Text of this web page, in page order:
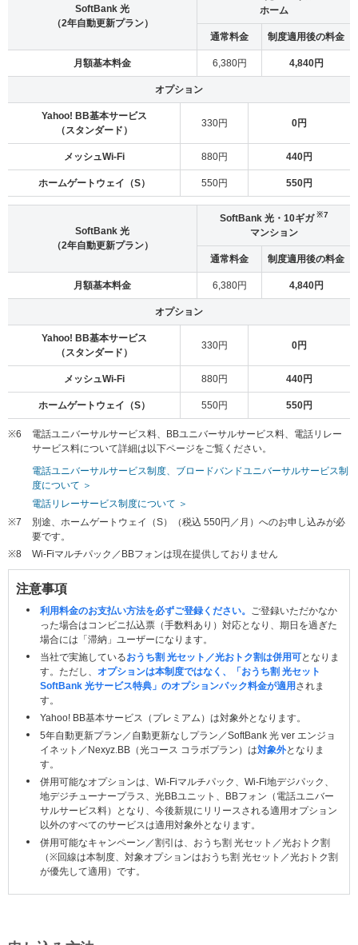
SoftBank 光
（2年自動更新プラン）
ホーム
通常料金 制度適用後の料金
月額基本料金 6,380円 4,840円
オプション
Yahoo! BB基本サービス
（スタンダード）
330円 0円
メッシュWi-Fi 880円 440円
ホームゲートウェイ（S） 550円 550円
SoftBank 光
（2年自動更新プラン）
SoftBank 光・10ギガ※7
マンション
通常料金 制度適用後の料金
月額基本料金 6,380円 4,840円
オプション
Yahoo! BB基本サービス
（スタンダード）
330円 0円
メッシュWi-Fi 880円 440円
ホームゲートウェイ（S） 550円 550円
※6
電話ユニバーサルサービス料、BBユニバーサルサービス料、電話リレー
サービス料について詳細は以下ページをご覧ください。
電話ユニバーサルサービス制度、ブロードバンドユニバーサルサービス制
度について ＞
電話リレーサービス制度について ＞
※7
別途、ホームゲートウェイ（S）（税込 550円／月）へのお申し込みが必
要です。
※8
Wi-Fiマルチパック／BBフォンは現在提供しておりません
注意事項
利用料金のお支払い方法を必ずご登録ください。 ご登録いただかなか
った場合はコンビニ払込票（手数料あり）対応となり、期日を過ぎた
場合には「滞納」ユーザーになります。
当社で実施しているおうち割 光セット／光おトク割は併用可となりま
す。ただし、 オプションは本制度ではなく、「おうち割 光セット
SoftBank 光サービス特典」のオプションパック料金が適用 されま
す。
Yahoo! BB基本サービス（プレミアム）は対象外となります。
5年自動更新プラン／自動更新なしプラン／SoftBank 光 ver エンジョ
イネット／Nexyz.BB（光コース コラボプラン）は対象外となりま
す。
併用可能なオプションは、Wi-Fiマルチパック、Wi-Fi地デジパック、
地デジチューナープラス、光BBユニット、BBフォン（電話ユニバー
サルサービス料）となり、今後新規にリリースされる適用オプション
以外のすべてのサービスは適用対象外となります。
併用可能なキャンペーン／割引は、おうち割 光セット／光おトク割
（※回線は本制度、対象オプションはおうち割 光セット／光おトク割
が優先して適用）です。